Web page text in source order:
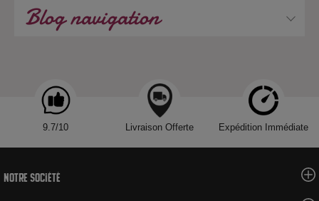
Blog navigation
9.7/10 Livraison Offerte Expédition Immédiate
Notre société